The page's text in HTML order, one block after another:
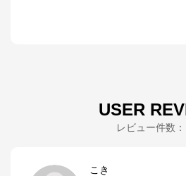
USER
レビュー件数：
こき